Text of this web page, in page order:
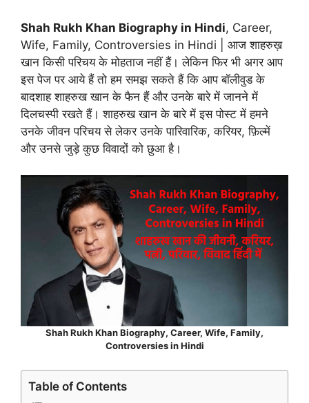
Shah Rukh Khan Biography in Hindi, Career,
Wife, Family, Controversies in Hindi | आज शाहरुख़
खान किसी परिचय के मोहताज नहीं हैं। लेकिन फिर भी अगर आप
इस पेज पर आये हैं तो हम समझ सकते हैं कि आप बॉलीवुड के
बादशाह शाहरुख खान के फैन हैं और उनके बारे में जानने में
दिलचस्पी रखते हैं। शाहरुख खान के बारे में इस पोस्ट में हमने
उनके जीवन परिचय से लेकर उनके पारिवारिक, करियर, फ़िल्में
और उनसे जुड़े कुछ विवादों को छुआ है।
Shah Rukh Khan Biography, Career, Wife, Family,
Controversies in Hindi
Table of Contents